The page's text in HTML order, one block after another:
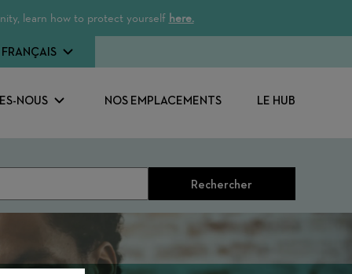
learn how to protect yourself here.
NOUS NOS EMPLACEMENTS LE HUB
FRANÇAIS
Rechercher